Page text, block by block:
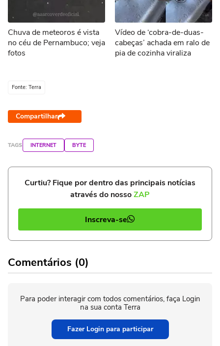
Chuva de meteoros é vista
no céu de Pernambuco; veja
fotos
Vídeo de ‘cobra-de-duas-
cabeças’ achada em ralo de
pia de cozinha viraliza
Fonte: Terra
Compartilhar
TAGS INTERNET BYTE
Curtiu? Fique por dentro das principais notícias
através do nossoZAP
Inscreva-se
Comentários (0)
Para poder interagir com todos comentários, faça Login
na sua conta Terra
Fazer Login para participar